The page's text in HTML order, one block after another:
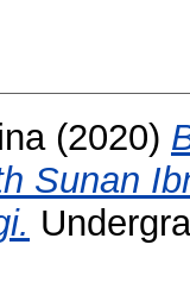
(2020)
Sunan